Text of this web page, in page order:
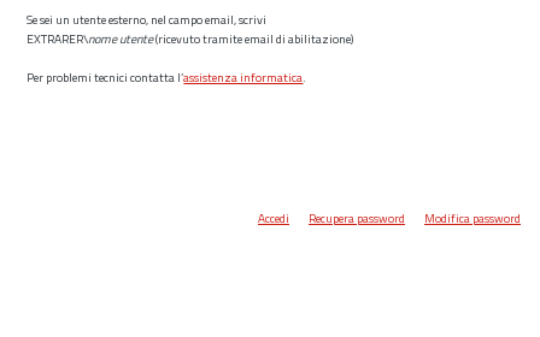
Se sei un utente esterno, nel campo email, scrivi
EXTRARER\nome utente(ricevuto tramite email di abilitazione)
Per problemi tecnici contatta l’assistenza informatica.
Accedi Recupera password Modifica password